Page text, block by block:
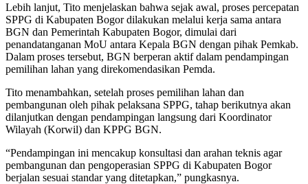
Lebih lanjut, Tito menjelaskan bahwa sejak awal, proses percepatan
SPPG di Kabupaten Bogor dilakukan melalui kerja sama antara
BGN dan Pemerintah Kabupaten Bogor, dimulai dari
penandatanganan MoU antara Kepala BGN dengan pihak Pemkab.
Dalam proses tersebut, BGN berperan aktif dalam pendampingan
pemilihan lahan yang direkomendasikan Pemda.
Tito menambahkan, setelah proses pemilihan lahan dan
pembangunan oleh pihak pelaksana SPPG, tahap berikutnya akan
dilanjutkan dengan pendampingan langsung dari Koordinator
Wilayah (Korwil) dan KPPG BGN.
“Pendampingan ini mencakup konsultasi dan arahan teknis agar
pembangunan dan pengoperasian SPPG di Kabupaten Bogor
berjalan sesuai standar yang ditetapkan,” pungkasnya.